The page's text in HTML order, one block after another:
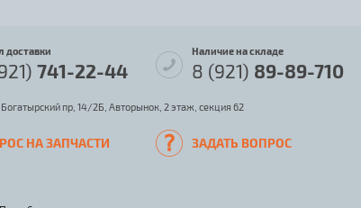
доставки
741-22-44
Наличие на складе
8 (921) 89-89-710
пр, 14/2Б, Авторынок, 2 этаж, секция 62
НА ЗАПЧАСТИ ЗАДАТЬ ВОПРОС